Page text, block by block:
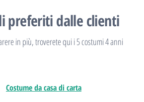
preferiti dalle clienti
in più, troverete qui i 5 costumi 4 anni
Costume da casa di carta